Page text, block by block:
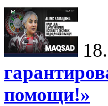
помощи!»